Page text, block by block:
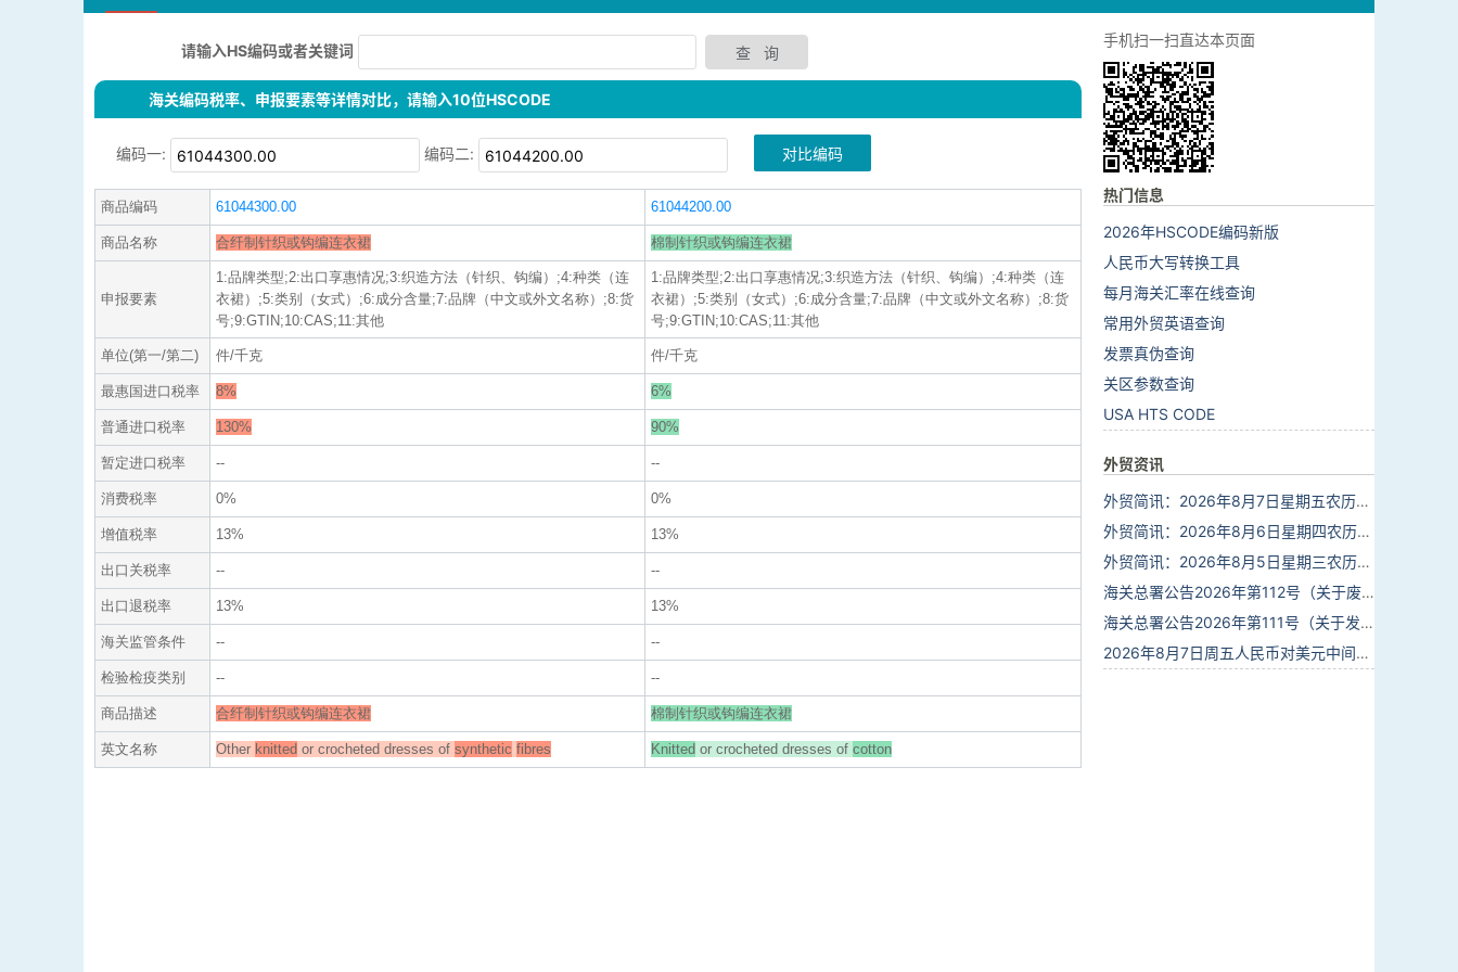
请输入HS编码或者关键词
海关编码税率、申报要素等详情对比，请输入10位HSCODE
编码一: 编码二: 对比编码
商品编码 61044300.00 61044200.00
商品名称 合纤制针织或钩编连衣裙 棉制针织或钩编连衣裙
申报要素
1:品牌类型;2:出口享惠情况;3:织造方法（针织、钩编）;4:种类（连
衣裙）;5:类别（女式）;6:成分含量;7:品牌（中文或外文名称）;8:货
号;9:GTIN;10:CAS;11:其他
1:品牌类型;2:出口享惠情况;3:织造方法（针织、钩编）;4:种类（连
衣裙）;5:类别（女式）;6:成分含量;7:品牌（中文或外文名称）;8:货
号;9:GTIN;10:CAS;11:其他
单位(第一/第二) 件/千克 件/千克
最惠国进口税率 8% 6%
普通进口税率 130% 90%
暂定进口税率 -- --
消费税率 0% 0%
增值税率 13% 13%
出口关税率 -- --
出口退税率 13% 13%
海关监管条件 -- --
检验检疫类别 -- --
商品描述 合纤制针织或钩编连衣裙 棉制针织或钩编连衣裙
英文名称 Other knitted or crocheted dresses of synthetic fibres Knitted or crocheted dresses of cotton
手机扫一扫直达本页面
热门信息
2026年HSCODE编码新版
人民币大写转换工具
每月海关汇率在线查询
常用外贸英语查询
发票真伪查询
关区参数查询
USA HTS CODE
外贸资讯
外贸简讯：2026年8月7日星期五农历六月廿五
外贸简讯：2026年8月6日星期四农历六月廿四
外贸简讯：2026年8月5日星期三农历六月廿三
海关总署公告2026年第112号（关于废止部分卫生检疫类规范性文件的公告）
海关总署公告2026年第111号（关于发布《进出境动植物检疫处理监督管理工作规定》《进出境卫生处理监督管理工作规定》的公告）
2026年8月7日周五人民币对美元中间价报6.7904调贬9个基点